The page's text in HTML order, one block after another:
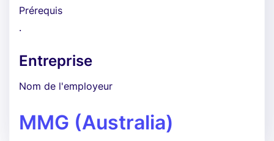
Prérequis
.
Entreprise
Nom de l'employeur
MMG (Australia)